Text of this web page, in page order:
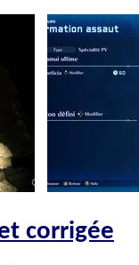
corrigée